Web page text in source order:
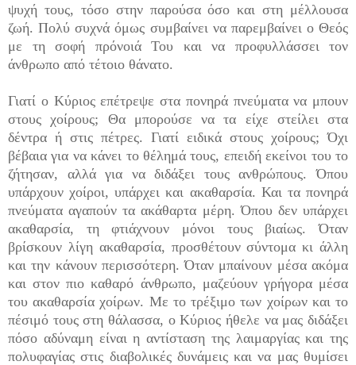
ψυχή τους, τόσο στην παρούσα όσο και στη μέλλουσα
ζωή. Πολύ συχνά όμως συμβαίνει να παρεμβαίνει ο Θεός
με τη σοφή πρόνοιά Του και να προφυλλάσσει τον
άνθρωπο από τέτοιο θάνατο.
Γιατί ο Κύριος επέτρεψε στα πονηρά πνεύματα να μπουν
στους χοίρους; Θα μπορούσε να τα είχε στείλει στα
δέντρα ή στις πέτρες. Γιατί ειδικά στους χοίρους; Όχι
βέβαια για να κάνει το θέλημά τους, επειδή εκείνοι του το
ζήτησαν, αλλά για να διδάξει τους ανθρώπους. Όπου
υπάρχουν χοίροι, υπάρχει και ακαθαρσία. Και τα πονηρά
πνεύματα αγαπούν τα ακάθαρτα μέρη. Όπου δεν υπάρχει
ακαθαρσία, τη φτιάχνουν μόνοι τους βιαίως. Όταν
βρίσκουν λίγη ακαθαρσία, προσθέτουν σύντομα κι άλλη
και την κάνουν περισσότερη. Όταν μπαίνουν μέσα ακόμα
και στον πιο καθαρό άνθρωπο, μαζεύουν γρήγορα μέσα
του ακαθαρσία χοίρων. Με το τρέξιμο των χοίρων και το
πέσιμό τους στη θάλασσα, ο Κύριος ήθελε να μας διδάξει
πόσο αδύναμη είναι η αντίσταση της λαιμαργίας και της
πολυφαγίας στις διαβολικές δυνάμεις και να μας θυμίσει